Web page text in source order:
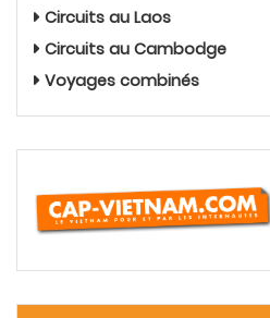
Circuits au Laos
Circuits au Cambodge
Voyages combinés